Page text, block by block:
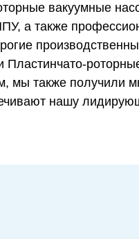
вакуумные
а также
Пластинчато-
мы также получили
нашу